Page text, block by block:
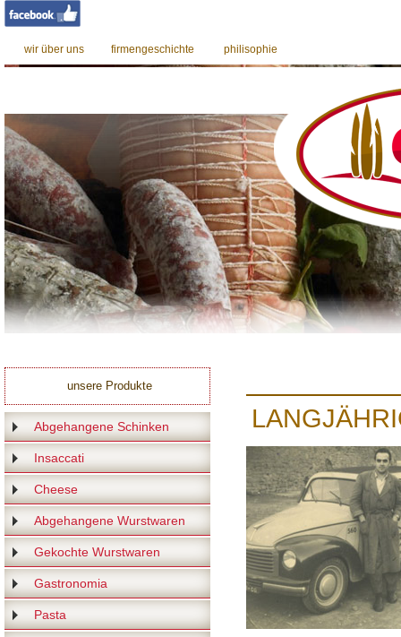
wir über uns firmengeschichte philisophie
unsere Produkte
Abgehangene Schinken
Insaccati
Cheese
Abgehangene Wurstwaren
Gekochte Wurstwaren
Gastronomia
Pasta